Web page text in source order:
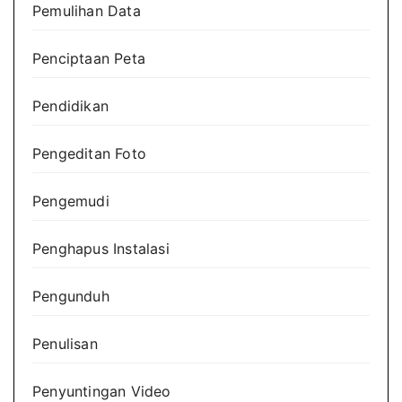
Pemulihan Data
Penciptaan Peta
Pendidikan
Pengeditan Foto
Pengemudi
Penghapus Instalasi
Pengunduh
Penulisan
Penyuntingan Video